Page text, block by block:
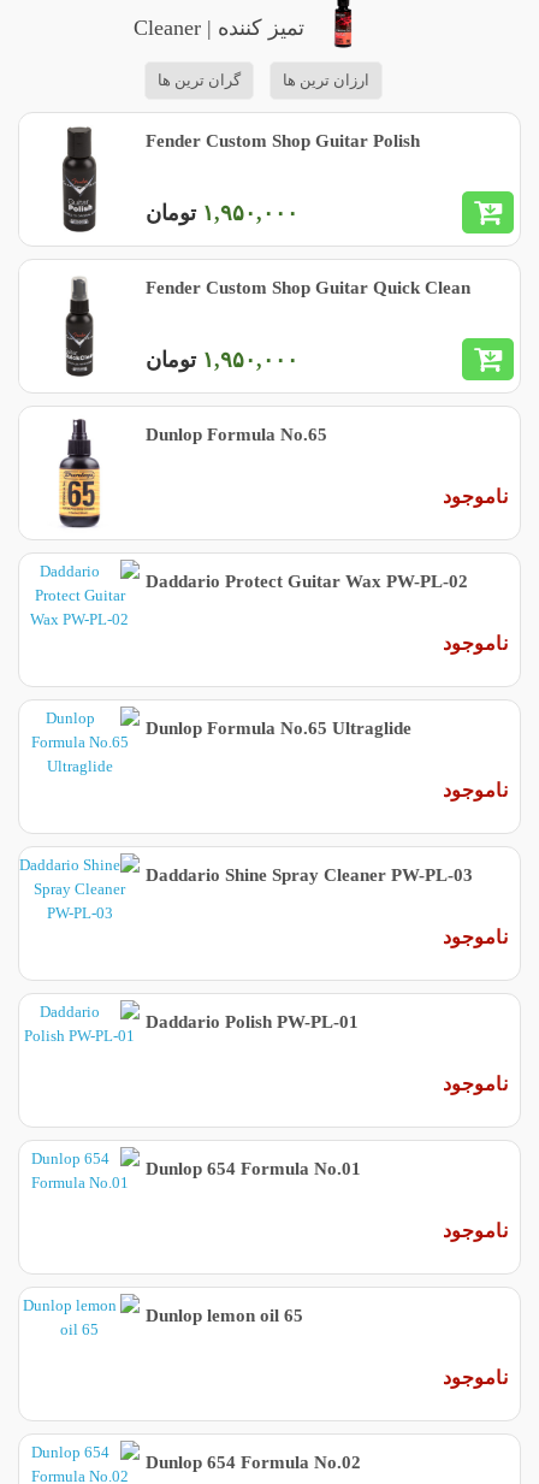
تمیز کننده | Cleaner
ارزان ترین ها گران ترین ها
Fender Custom Shop Guitar Polish
١,٩۵٠,٠٠٠ تومان
Fender Custom Shop Guitar Quick Clean
١,٩۵٠,٠٠٠ تومان
Dunlop Formula No.65
ناموجود
Daddario Protect Guitar Wax PW-PL-02
ناموجود
Dunlop Formula No.65 Ultraglide
ناموجود
Daddario Shine Spray Cleaner PW-PL-03
ناموجود
Daddario Polish PW-PL-01
ناموجود
Dunlop 654 Formula No.01
ناموجود
Dunlop lemon oil 65
ناموجود
Dunlop 654 Formula No.02